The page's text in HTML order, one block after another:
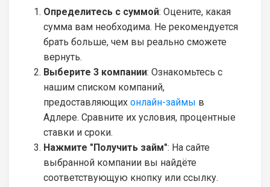
Определитесь с суммой: Оцените, какая
сумма вам необходима. Не рекомендуется
брать больше, чем вы реально сможете
вернуть.
Выберите 3 компании: Ознакомьтесь с
нашим списком компаний,
предоставляющих онлайн-займы в
Адлере. Сравните их условия, процентные
ставки и сроки.
Нажмите "Получить займ": На сайте
выбранной компании вы найдёте
соответствующую кнопку или ссылку.